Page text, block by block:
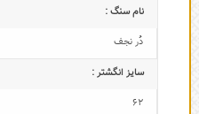
نام سنگ :
دُر نجف
سایز انگشتر :
62